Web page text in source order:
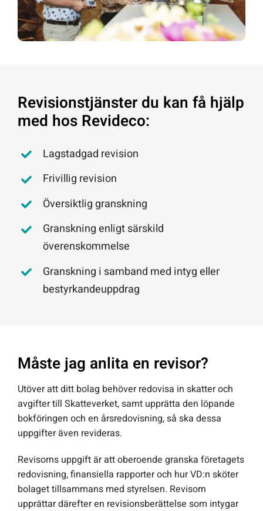
Revisionstjänster du kan få hjälp
med hos Revideco:
Lagstadgad revision
Frivillig revision
Översiktlig granskning
Granskning enligt särskild
överenskommelse
Granskning i samband med intyg eller
bestyrkandeuppdrag
Måste jag anlita en revisor?
Utöver att ditt bolag behöver redovisa in skatter och
avgifter till Skatteverket, samt upprätta den löpande
bokföringen och en årsredovisning, så ska dessa
uppgifter även revideras.
Revisorns uppgift är att oberoende granska företagets
redovisning, finansiella rapporter och hur VD:n sköter
bolaget tillsammans med styrelsen. Revisorn
upprättar därefter en revisionsberättelse som intygar